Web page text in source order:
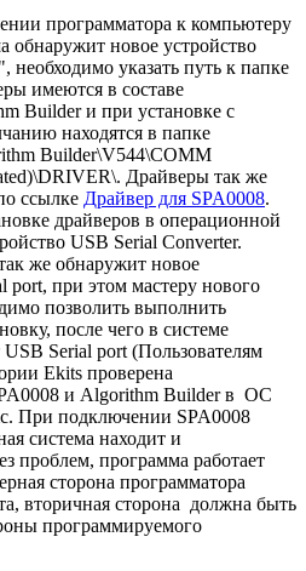
программатора к компьютеру
обнаружит новое устройство
указать путь к папке
имеются в составе
Builder и при установке с
находятся в папке
Builder\V544\COMM
Драйверы так же
ссылке Драйвер для SPA0008.
драйверов в операционной
USB Serial Converter.
же обнаружит новое
port, при этом мастеру нового
позволить выполнить
после чего в системе
Serial port (Пользователям
Ekits проверена
и Algorithm Builder в ОС
При подключении SPA0008
система находит и
проблем, программа работает
сторона программатора
вторичная сторона должна быть
программируемого